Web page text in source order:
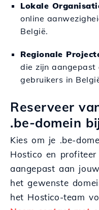
Lokale
online
België.
Regionale
die zijn aangepast
gebruikers in
Reserveer
.be-domein
Kies om je .be-
Hostico en
aangepast aan
het gewenste
het Hostico-team